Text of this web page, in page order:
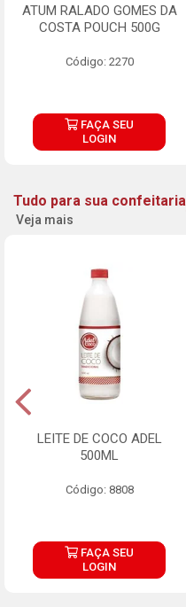
ATUM RALADO GOMES DA
COSTA POUCH 500G
Código: 2270
FAÇA SEU
LOGIN
Tudo para sua confeitaria
Veja mais
LEITE DE COCO ADEL
500ML
Código: 8808
FAÇA SEU
LOGIN